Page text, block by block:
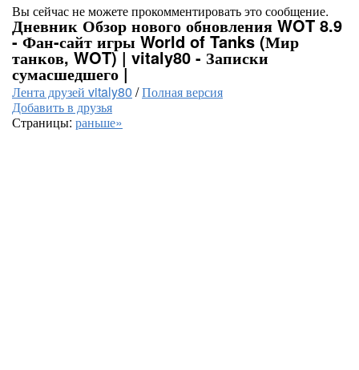
Вы сейчас не можете прокомментировать это сообщение.
Дневник Обзор нового обновления WOT 8.9
- Фан-сайт игры World of Tanks (Мир
танков, WOT) | vitaly80 - Записки
сумасшедшего |
Лента друзей vitaly80 /Полная версия
Добавить в друзья
Страницы: раньше»